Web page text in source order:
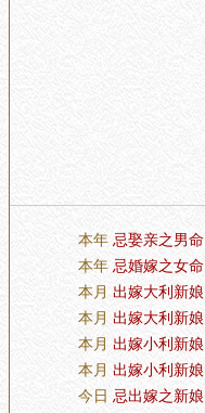
本年 忌娶亲之男命
本年 忌婚嫁之女命
本月 出嫁大利新娘
本月 出嫁大利新娘
本月 出嫁小利新娘
本月 出嫁小利新娘
今日 忌出嫁之新娘